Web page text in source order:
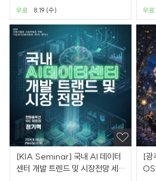
8.19 (수)
무료 무료
[KIA Seminar] 국내 AI 데이터
센터 개발 트렌드 및 시장전망 세
[광